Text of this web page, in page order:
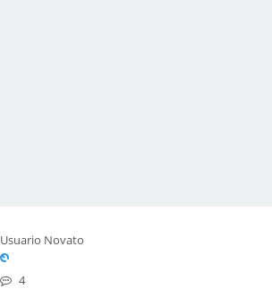
Usuario Novato
4